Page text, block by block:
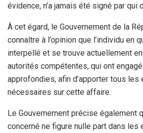
évidence, n’a jamais été signé par qui
À cet égard, le Gouvernement de la
connaître à l’opinion que l’individu en
interpellé et se trouve actuellement
autorités compétentes, qui ont
approfondies, afin d’apporter tous les
nécessaires sur cette affaire.
Le Gouvernement précise également
concerné ne figure nulle part dans